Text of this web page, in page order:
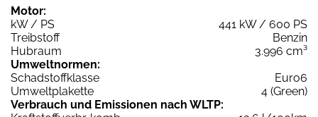
Motor:
kW / PS
441 kW / 600 PS
Treibstoff
Benzin
Hubraum
3.996 cm³
Umweltnormen:
Schadstoffklasse
Euro6
Umweltplakette
4 (Green)
Verbrauch und Emissionen nach WLTP: